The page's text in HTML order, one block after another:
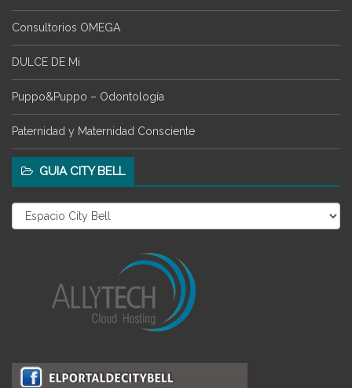
Consultorios OMEGA
DULCE DE Mi
Puppo&Puppo – Odontología
Paternidad y Maternidad Consciente
GUIA CITY BELL
Guia
City